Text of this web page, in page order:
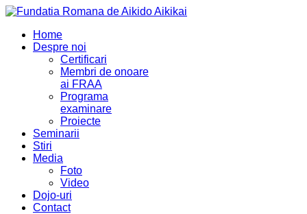
Home
Despre noi
Certificari
Membri de onoare
ai FRAA
Programa
examinare
Proiecte
Seminarii
Stiri
Media
Foto
Video
Dojo-uri
Contact